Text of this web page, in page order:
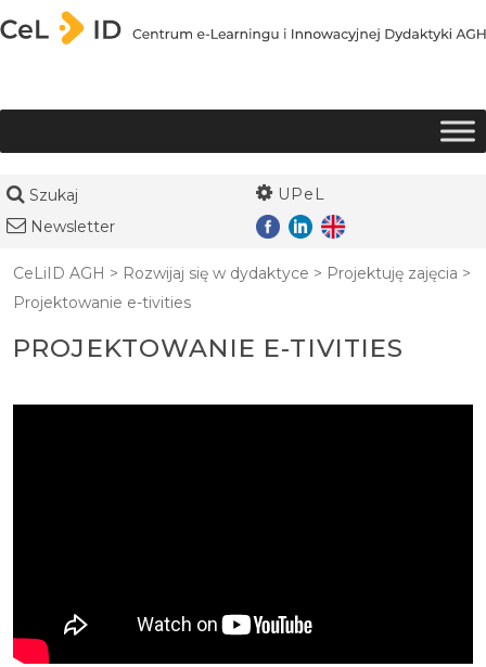
Przejdź do treści
Szukaj
UPeL
Newsletter
CeLiID AGH > Rozwijaj się w dydaktyce > Projektuję zajęcia >
Projektowanie e-tivities
PROJEKTOWANIE E-TIVITIES